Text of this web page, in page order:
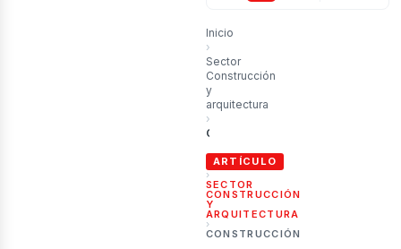
Inicio
›
Sector
Construcción
y
arquitectura
›
ARTÍCULO
›
SECTOR
CONSTRUCCIÓN
Y
ARQUITECTURA
›
CONSTRUCCIÓN